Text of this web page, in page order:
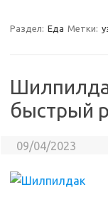
Раздел: Еда Метки:
быстрый
09/04/2023